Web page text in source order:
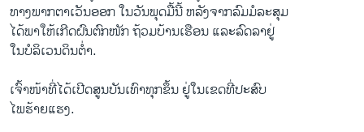
ພາສາຕ່າງໆ
ທາງ​ພາກ​ຕາ​ເວັນ​ອອກ​ ໃນວັນພຸ​ດມື້ນີ້ ​ຫລັງ​ຈາກລົມ​ມໍ​ລະ​ສຸມ
ໄ​ດ້ພາ​ໃຫ້​ເກີດຝົນ​ຕົກ​ໜັກ ​ຖ້ວມບ້ານ​ເຮືອນ ​ແລະ​ລົດ​ລາ​ຢູ່​
ໃນ​ບໍລິ​ເວນດິນ​ຕໍ່າ.
​ເຈົ້າໜ້າ​ທີ່​ໄດ້ເປີດ​ສູນ​ບັນ​ເທົາ​ທຸກຂຶ້ນ ຢູ່​ໃນ​ເຂດ​ທີ່​ປະສົບ
​ໄພຮ້າຍ​ແຮງ.